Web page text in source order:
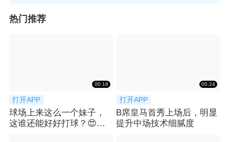
热门推荐
00:18
打开APP
球场上来这么一个妹子，
这谁还能好好打球？😍宿
00:24
打开APP
B席皇马首秀上场后，明显
提升中场技术细腻度